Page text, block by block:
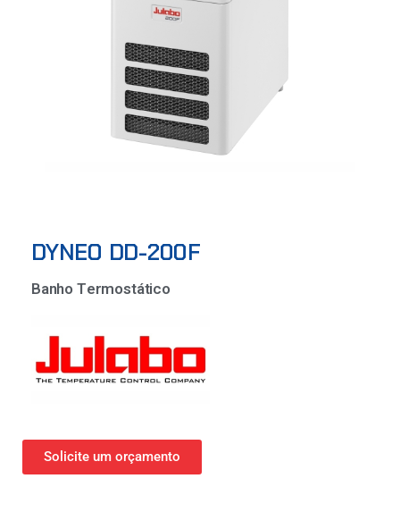
DYNEO DD-200F
Banho Termostático
Solicite um orçamento